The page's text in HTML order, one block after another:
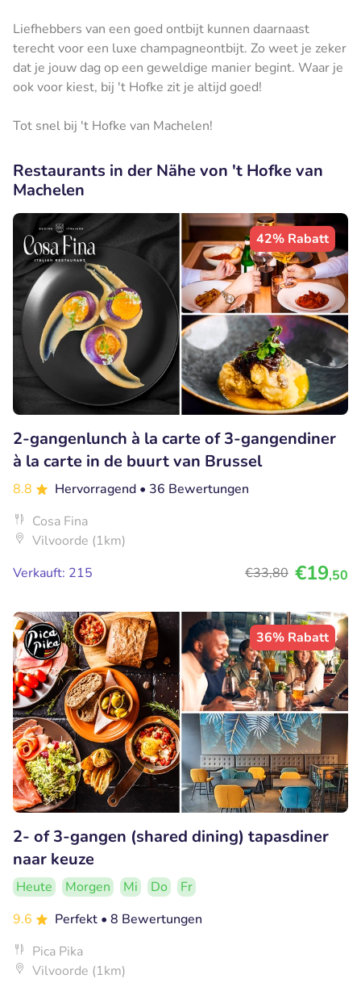
Liefhebbers van een goed ontbijt kunnen daarnaast
terecht voor een luxe champagneontbijt. Zo weet je zeker
dat je jouw dag op een geweldige manier begint. Waar je
ook voor kiest, bij 't Hofke zit je altijd goed!
Tot snel bij 't Hofke van Machelen!
Restaurants in der Nähe von 't Hofke van
Machelen
42% Rabatt
2-gangenlunch à la carte of 3-gangendiner
à la carte in de buurt van Brussel
8.8 Hervorragend • 36 Bewertungen
Cosa Fina
Vilvoorde (1km)
Verkauft: 215
€33,80 €19,50
36% Rabatt
2- of 3-gangen (shared dining) tapasdiner
naar keuze
Heute Morgen Mi Do
Fr
9.6
Perfekt • 8 Bewertungen
Pica Pika
Vilvoorde (1km)